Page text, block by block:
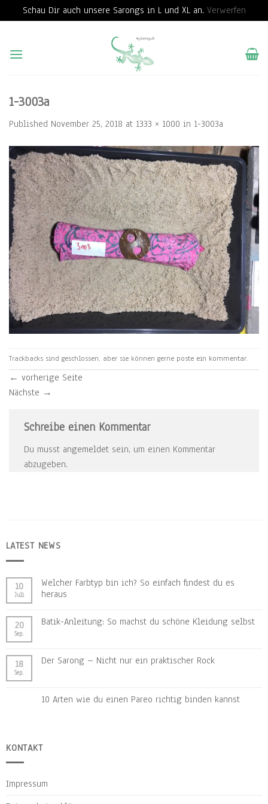
Schau Dir auch unsere Sarongs in L und XL an. Verwerfen
content
1-3003a
Published November 25, 2018 at 1333 × 1000 in 1-3003a
Trackbacks sind geschlossen, aber sie können gerne poste ein kommentar.
← vorherige Seite
Nächste →
Schreibe einen Kommentar
Du musst angemeldet sein, um einen Kommentar
abzugeben.
LATEST NEWS
10
Juli
Welcher Farbtyp bin ich? So einfach findest du es
heraus
20
Sep.
Batik-Anleitung: So machst du schöne Kleidung selbst
18
Sep.
Der Sarong – Nicht nur ein praktischer Rock
10 Arten wie du einen Pareo richtig binden kannst
KONTAKT
Impressum